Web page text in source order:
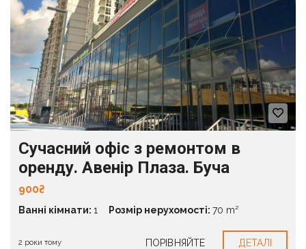
Сучасний офіс з ремонтом в
оренду. Авенір Плаза. Буча
900₴
Ванні кімнати: 1 Розмір нерухомості: 70 m²
2 роки тому ПОРІВНЯЙТЕ ДЕТАЛІ